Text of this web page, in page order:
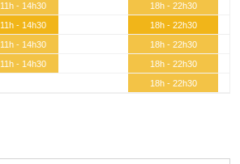
11h - 14h30
18h - 22h30
11h - 14h30
18h - 22h30
11h - 14h30
18h - 22h30
11h - 14h30
18h - 22h30
18h - 22h30